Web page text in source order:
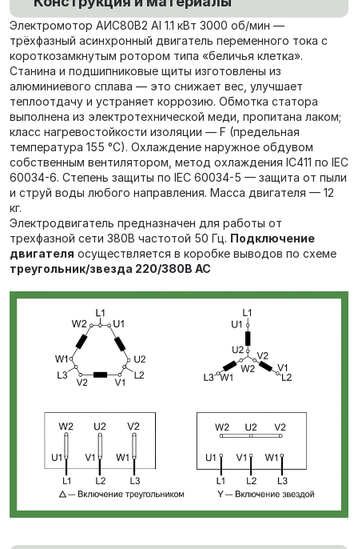
Электромотор АИС80В2 Al 1.1 кВт 3000 об/мин —
трёхфазный асинхронный двигатель переменного тока с
короткозамкнутым ротором типа «беличья клетка».
Станина и подшипниковые щиты изготовлены из
алюминиевого сплава — это снижает вес, улучшает
теплоотдачу и устраняет коррозию. Обмотка статора
выполнена из электротехнической меди, пропитана лаком;
класс нагревостойкости изоляции — F (предельная
температура 155 °C). Охлаждение наружное обдувом
собственным вентилятором, метод охлаждения IC411 по IEC
60034-6. Степень защиты по IEC 60034-5 — защита от пыли
и струй воды любого направления. Масса двигателя — 12
кг.
Электродвигатель предназначен для работы от
трехфазной сети 380В частотой 50 Гц. Подключение
двигателя осуществляется в коробке выводов по схеме
треугольник/звезда 220/380В AC